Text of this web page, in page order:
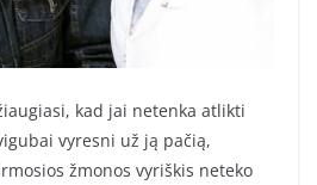
kad jai netenka atlikti
vyresni už ją pačią,
žmonos vyriškis neteko